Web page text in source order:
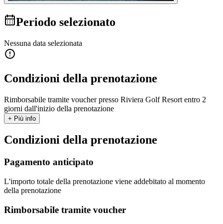
Periodo selezionato
Nessuna data selezionata
Condizioni della prenotazione
Rimborsabile tramite voucher presso Riviera Golf Resort entro 2
giorni dall'inizio della prenotazione
+ Più info
Condizioni della prenotazione
Pagamento anticipato
L'importo totale della prenotazione viene addebitato al momento
della prenotazione
Rimborsabile tramite voucher